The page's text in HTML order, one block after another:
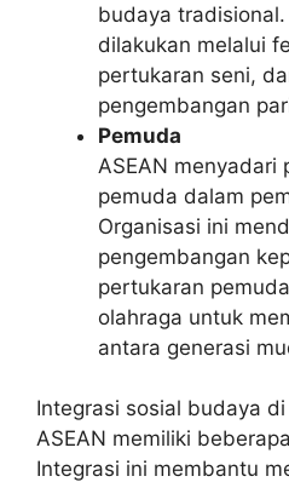
budaya tradisional.
dilakukan melalui
pertukaran seni,
pengembangan
Pemuda
ASEAN menyadari
pemuda dalam
Organisasi ini
pengembangan
pertukaran
olahraga untuk
antara generasi
Integrasi sosial budaya
ASEAN memiliki
Integrasi ini membantu